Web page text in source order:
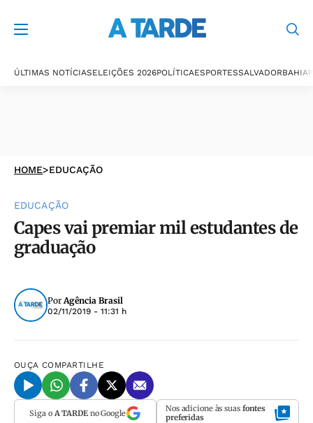
ÚLTIMAS NOTÍCIASELEIÇÕES 2026POLÍTICAESPORTESSALVADORBAHIA
HOME>EDUCAÇÃO
EDUCAÇÃO
Capes vai premiar mil estudantes de
graduação
PorAgência Brasil
02/11/2019 - 11:31 h
OUÇA COMPARTILHE
Siga o A TARDEno Google Nos adicione às suas fontes
preferidas